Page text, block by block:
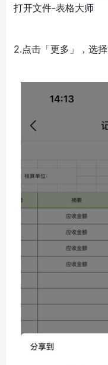
打开文件-表格大师
2.点击「更多」，选择